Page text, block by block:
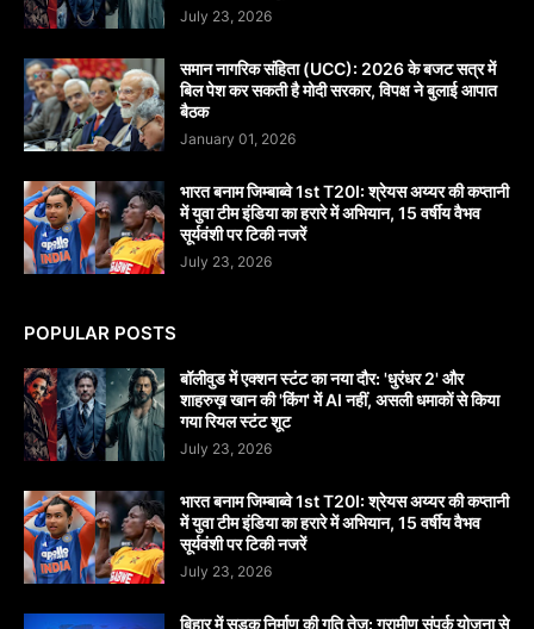
July 23, 2026
समान नागरिक संहिता (UCC): 2026 के बजट सत्र में
बिल पेश कर सकती है मोदी सरकार, विपक्ष ने बुलाई आपात
बैठक
January 01, 2026
भारत बनाम जिम्बाब्वे 1st T20I: श्रेयस अय्यर की कप्तानी
में युवा टीम इंडिया का हरारे में अभियान, 15 वर्षीय वैभव
सूर्यवंशी पर टिकी नजरें
July 23, 2026
POPULAR POSTS
बॉलीवुड में एक्शन स्टंट का नया दौर: 'धुरंधर 2' और
शाहरुख़ खान की 'किंग' में AI नहीं, असली धमाकों से किया
गया रियल स्टंट शूट
July 23, 2026
भारत बनाम जिम्बाब्वे 1st T20I: श्रेयस अय्यर की कप्तानी
में युवा टीम इंडिया का हरारे में अभियान, 15 वर्षीय वैभव
सूर्यवंशी पर टिकी नजरें
July 23, 2026
बिहार में सड़क निर्माण की गति तेज: ग्रामीण संपर्क योजना से